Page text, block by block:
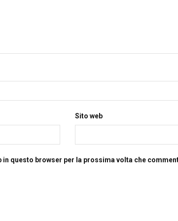
Sito web
in questo browser per la prossima volta che